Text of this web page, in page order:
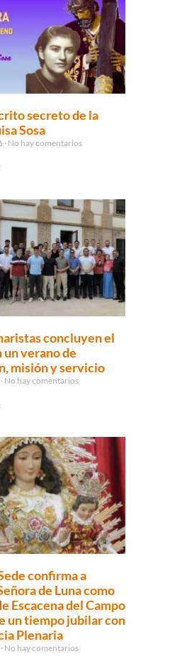
secreto de la
Sosa
No hay comentarios
concluyen el
un verano de
misión y servicio
No hay comentarios
confirma a
de Luna como
Escacena del Campo
un tiempo jubilar con
Plenaria
No hay comentarios